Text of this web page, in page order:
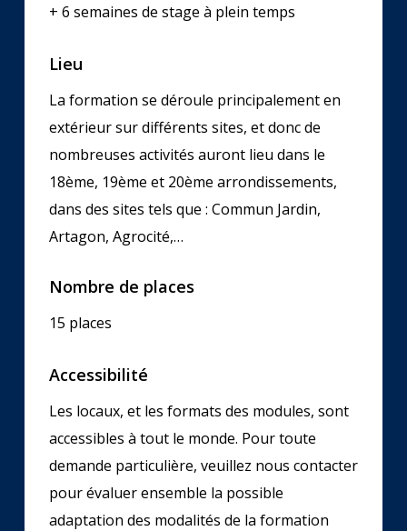
+ 6 semaines de stage à plein temps
Lieu
La formation se déroule principalement en
extérieur sur différents sites, et donc de
nombreuses activités auront lieu dans le
18ème, 19ème et 20ème arrondissements,
dans des sites tels que : Commun Jardin,
Artagon, Agrocité,…
Nombre de places
15 places
Accessibilité
Les locaux, et les formats des modules, sont
accessibles à tout le monde. Pour toute
demande particulière, veuillez nous contacter
pour évaluer ensemble la possible
adaptation des modalités de la formation